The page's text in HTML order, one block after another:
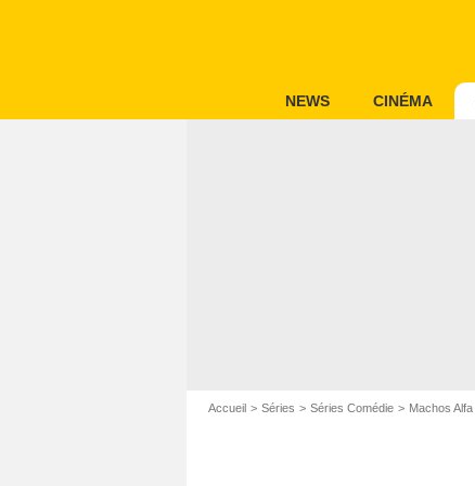
NEWS CINÉMA
Accueil Séries Séries Comédie Machos Alfa